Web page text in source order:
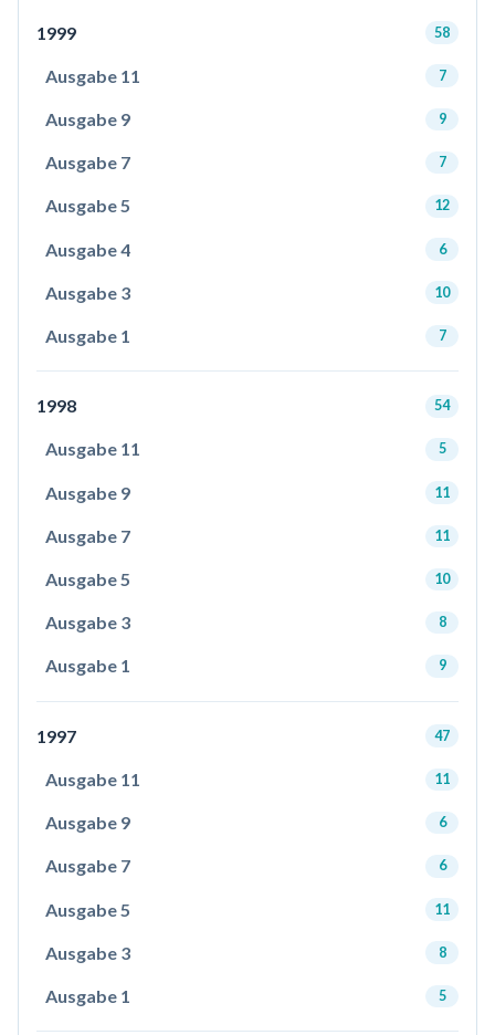
1999 58
Ausgabe 11 7
Ausgabe 9 9
Ausgabe 7 7
Ausgabe 5 12
Ausgabe 4 6
Ausgabe 3 10
Ausgabe 1 7
1998 54
Ausgabe 11 5
Ausgabe 9 11
Ausgabe 7 11
Ausgabe 5 10
Ausgabe 3 8
Ausgabe 1 9
1997 47
Ausgabe 11 11
Ausgabe 9 6
Ausgabe 7 6
Ausgabe 5 11
Ausgabe 3 8
Ausgabe 1 5